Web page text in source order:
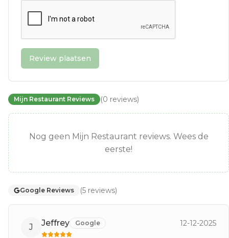
Review plaatsen
Mijn Restaurant Reviews (0 reviews)
Nog geen Mijn Restaurant reviews. Wees de
eerste!
Google Reviews (5 reviews)
J Jeffrey Google 12-12-2025